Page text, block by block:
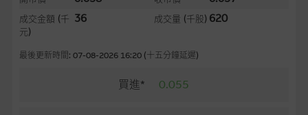
成交金額 (千
元)
36 成交量 (千股) 620
最後更新時間: 07-08-2026 16:20 (十五分鐘延遲)
買進* 0.055